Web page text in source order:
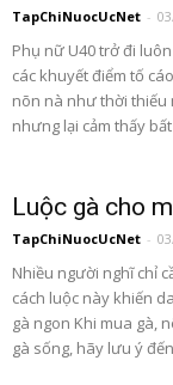
TapChiNuocUcNet -
Phụ nữ U40 trở đi
các khuyết điểm tố
nõn nà như thời thiếu
nhưng lại cảm thấy
Luộc gà cho
TapChiNuocUcNet -
Nhiều người nghĩ chỉ
cách luộc này khiến
gà ngon Khi mua gà,
gà sống, hãy lưu ý